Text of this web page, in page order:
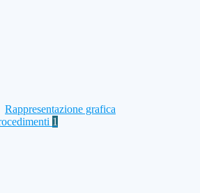
Rappresentazione grafica
1